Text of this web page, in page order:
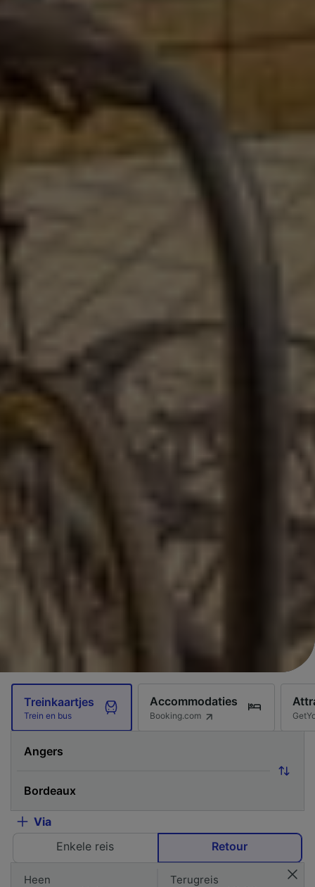
Treinkaartjes
Trein en bus
Accommodaties
Booking.com
Via
Enkele reis
Retour
Heen Terugreis